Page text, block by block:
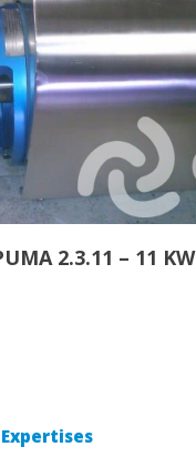
2.3.11 – 11 KW
Expertises